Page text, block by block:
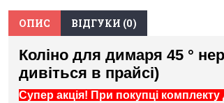
ОПИС ВІДГУКИ (0)
Коліно для димаря 45 °
дивіться в прайсі)
Супер акція! При покупці